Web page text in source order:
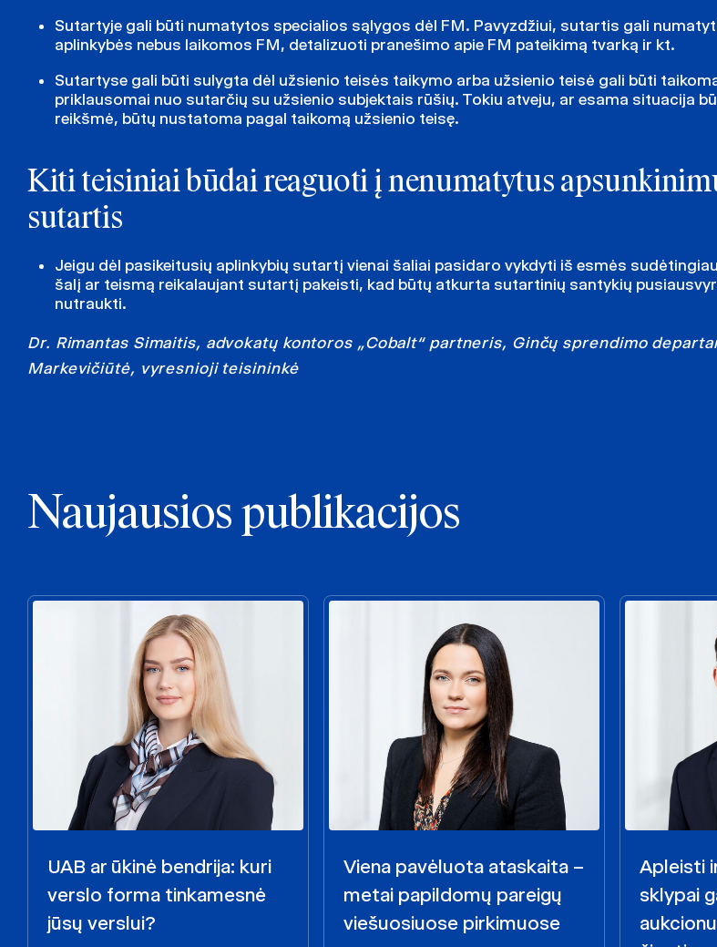
Sutartyje gali būti numatytos specialios sąlygos dėl FM. Pavyzdžiui, sutartis gali
aplinkybės nebus laikomos FM, detalizuoti pranešimo apie FM pateikimą tvarką ir kt.
Sutartyse gali būti sulygta dėl užsienio teisės taikymo arba užsienio teisė gali būti
priklausomai nuo sutarčių su užsienio subjektais rūšių. Tokiu atveju, ar esama situacija
reikšmė, būtų nustatoma pagal taikomą užsienio teisę.
Kiti teisiniai būdai reaguoti į nenumatytus
sutartis
Jeigu dėl pasikeitusių aplinkybių sutartį vienai šaliai pasidaro vykdyti iš esmės
šalį ar teismą reikalaujant sutartį pakeisti, kad būtų atkurta sutartinių santykių
nutraukti.
Dr. Rimantas Simaitis, advokatų kontoros „Cobalt“ partneris, Ginčų sprendimo
Markevičiūtė, vyresnioji teisininkė
Naujausios publikacijos
UAB ar ūkinė bendrija: kuri
verslo forma tinkamesnė
jūsų verslui?
Viena pavėluota ataskaita –
metai papildomų pareigų
viešuosiuose pirkimuose
Apleisti
sklypai